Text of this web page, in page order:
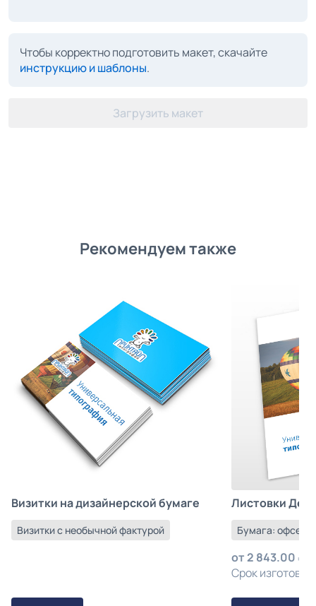
Чтобы корректно подготовить макет, скачайте
инструкцию и шаблоны.
Загрузить макет
Рекомендуем также
Визитки на дизайнерской бумаге
Визитки с необычной фактурой
Листовки
Бумага:
от2 843.00
Срок